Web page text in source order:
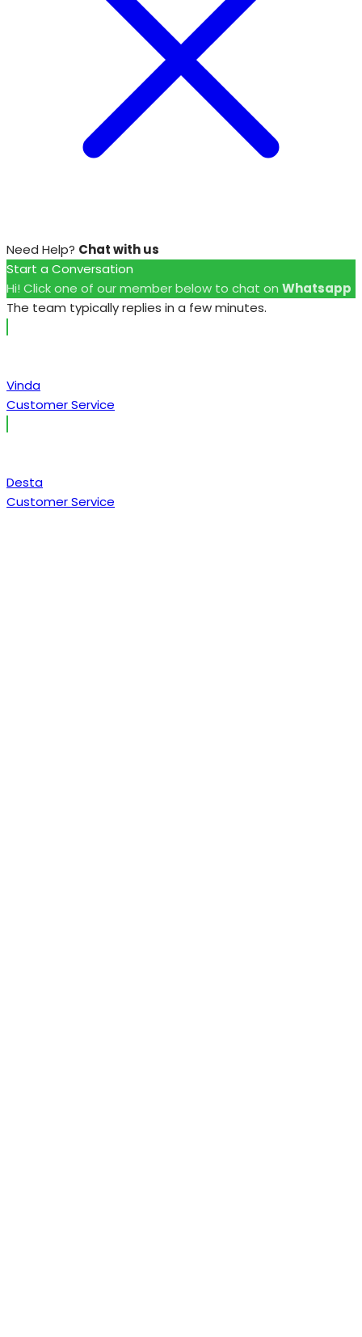
Need Help? Chat with us
Start a Conversation
Hi! Click one of our member below to chat on Whatsapp
The team typically replies in a few minutes.
Vinda
Customer Service
Desta
Customer Service